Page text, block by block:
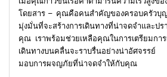
โดยสาร – คุณคือคนสำคัญของครอบครัวบุญ
มุ่งมั่นที่จะสร้างการเดินทางที่น่าจดจำและป
คุณ เราพร้อมช่วยเหลือคุณในการเตรียมการ
เดินทางบนคลื่นจะราบรื่นอย่างน่าอัศจรรย์
มอบการผจญภัยที่น่าจดจำให้กับคุณ